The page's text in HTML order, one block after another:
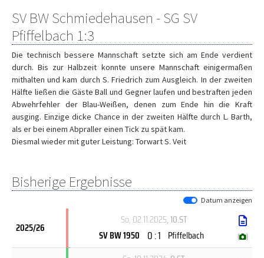
SV BW Schmiedehausen - SG SV
Pfiffelbach 1:3
Die technisch bessere Mannschaft setzte sich am Ende verdient
durch. Bis zur Halbzeit konnte unsere Mannschaft einigermaßen
mithalten und kam durch S. Friedrich zum Ausgleich. In der zweiten
Hälfte ließen die Gäste Ball und Gegner laufen und bestraften jeden
Abwehrfehler der Blau-Weißen, denen zum Ende hin die Kraft
ausging. Einzige dicke Chance in der zweiten Hälfte durch L. Barth,
als er bei einem Abpraller einen Tick zu spät kam.
Diesmal wieder mit guter Leistung: Torwart S. Veit
Bisherige Ergebnisse
Datum anzeigen
2025/26
So, 02.11.2025, 10.ST
SV BW 1950 0 : 1 Pfiffelbach ( )